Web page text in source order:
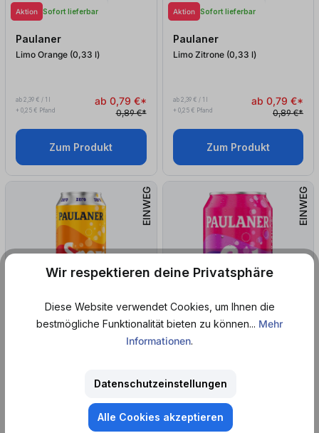
Aktion Sofort lieferbar
Paulaner
Limo Orange (0,33 l)
ab 2,39 € / 1 l
+ 0,25 € Pfand
ab 0,79 €*
0,89 €*
Zum Produkt
Aktion Sofort lieferbar
Paulaner
Limo Zitrone (0,33 l)
ab 2,39 € / 1 l
+ 0,25 € Pfand
ab 0,79 €*
0,89 €*
Zum Produkt
EINWEG
Spezi Zero Maxi Dose (0,5l)
EINWEG
Aktion
Cola (0,33l)
Wir respektieren deine Privatsphäre
Diese Website verwendet Cookies, um Ihnen die
bestmögliche Funktionalität bieten zu können... Mehr
Informationen.
Datenschutzeinstellungen
Alle Cookies akzeptieren